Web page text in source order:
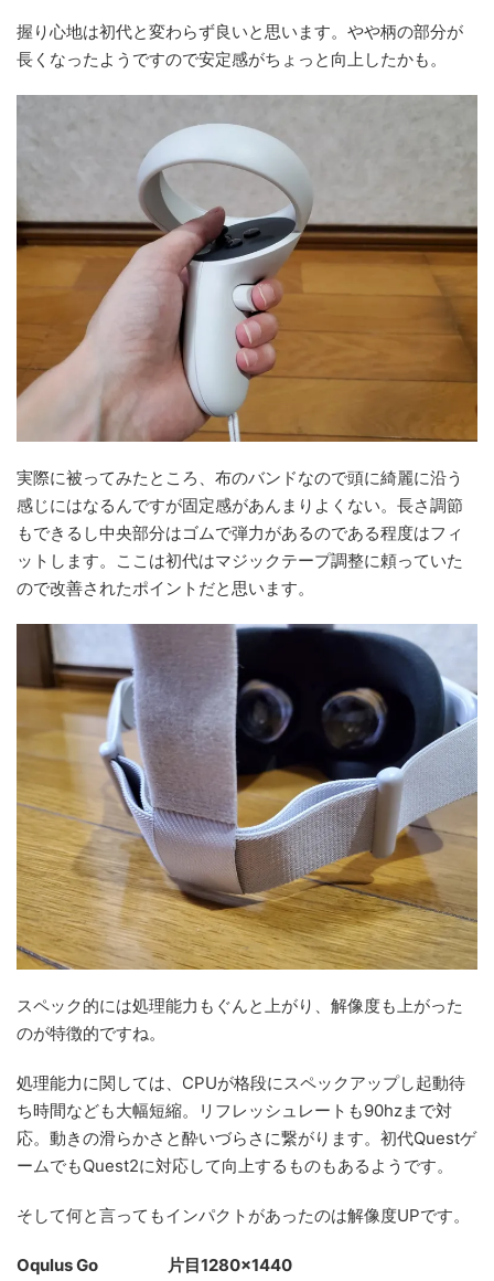
握り心地は初代と変わらず良いと思います。やや柄の部分が
長くなったようですので安定感がちょっと向上したかも。
実際に被ってみたところ、布のバンドなので頭に綺麗に沿う
感じにはなるんですが固定感があんまりよくない。長さ調節
もできるし中央部分はゴムで弾力があるのである程度はフィ
ットします。ここは初代はマジックテープ調整に頼っていた
ので改善されたポイントだと思います。
スペック的には処理能力もぐんと上がり、解像度も上がった
のが特徴的ですね。
処理能力に関しては、CPUが格段にスペックアップし起動待
ち時間なども大幅短縮。リフレッシュレートも90hzまで対
応。動きの滑らかさと酔いづらさに繋がります。初代Questゲ
ームでもQuest2に対応して向上するものもあるようです。
そして何と言ってもインパクトがあったのは解像度UPです。
Oqulus Go 片目1280×1440